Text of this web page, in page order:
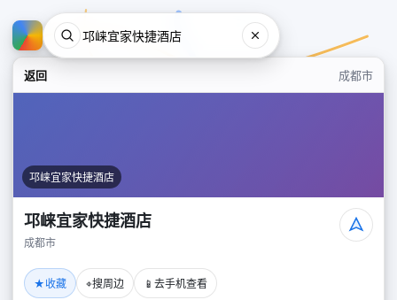
返回 成都市
邛崃宜家快捷酒店
邛崃宜家快捷酒店
成都市
★收藏 ⌖搜周边 📱 去手机查看